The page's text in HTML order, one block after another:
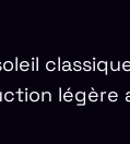
légère